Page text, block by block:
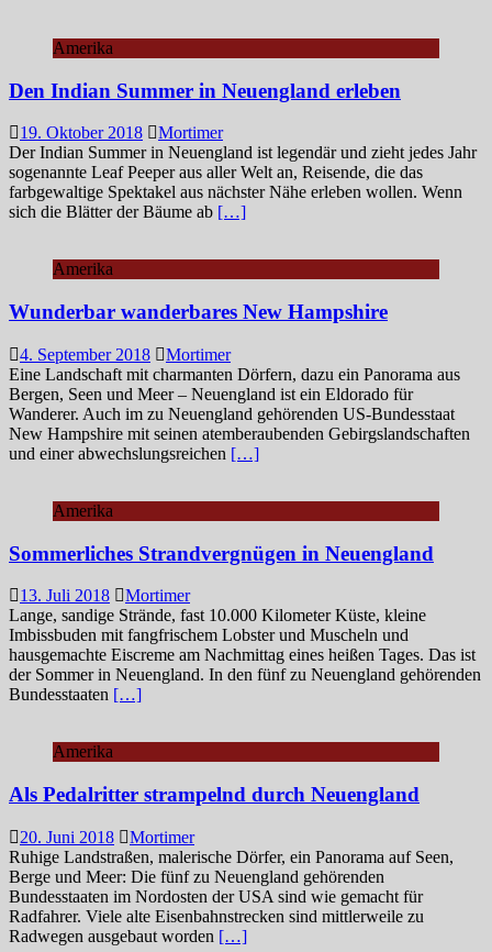
Amerika
Den Indian Summer in Neuengland erleben
19. Oktober 2018
Mortimer
Der Indian Summer in Neuengland ist legendär und zieht jedes Jahr
sogenannte Leaf Peeper aus aller Welt an, Reisende, die das
farbgewaltige Spektakel aus nächster Nähe erleben wollen. Wenn
sich die Blätter der Bäume ab […]
Amerika
Wunderbar wanderbares New Hampshire
4. September 2018
Mortimer
Eine Landschaft mit charmanten Dörfern, dazu ein Panorama aus
Bergen, Seen und Meer – Neuengland ist ein Eldorado für
Wanderer. Auch im zu Neuengland gehörenden US-Bundesstaat
New Hampshire mit seinen atemberaubenden Gebirgslandschaften
und einer abwechslungsreichen […]
Amerika
Sommerliches Strandvergnügen in Neuengland
13. Juli 2018
Mortimer
Lange, sandige Strände, fast 10.000 Kilometer Küste, kleine
Imbissbuden mit fangfrischem Lobster und Muscheln und
hausgemachte Eiscreme am Nachmittag eines heißen Tages. Das ist
der Sommer in Neuengland. In den fünf zu Neuengland gehörenden
Bundesstaaten […]
Amerika
Als Pedalritter strampelnd durch Neuengland
20. Juni 2018
Mortimer
Ruhige Landstraßen, malerische Dörfer, ein Panorama auf Seen,
Berge und Meer: Die fünf zu Neuengland gehörenden
Bundesstaaten im Nordosten der USA sind wie gemacht für
Radfahrer. Viele alte Eisenbahnstrecken sind mittlerweile zu
Radwegen ausgebaut worden […]